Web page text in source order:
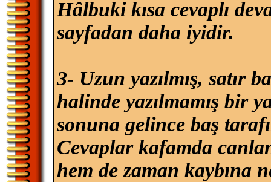
Hâlbuki kısa cevaplı
sayfadan daha iyidir.
3- Uzun yazılmış, satır
halinde yazılmamış bir
sonuna gelince baş
Cevaplar kafamda
hem de zaman kaybına